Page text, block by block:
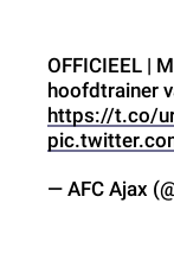
OFFICIEEL |
hoofdtrainer
https://t.co/
— AFC Ajax